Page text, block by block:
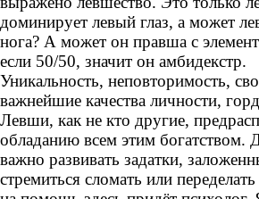
доминирует левый глаз, а может
нога? А может он правша с
если 50/50, значит он амбидекстр.
Уникальность, неповторимость,
важнейшие качества личности,
Левши, как не кто другие,
обладанию всем этим богатством.
важно развивать задатки,
стремиться сломать или